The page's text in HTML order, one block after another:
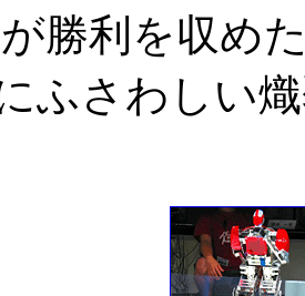
勝利を収め
ふさわしい